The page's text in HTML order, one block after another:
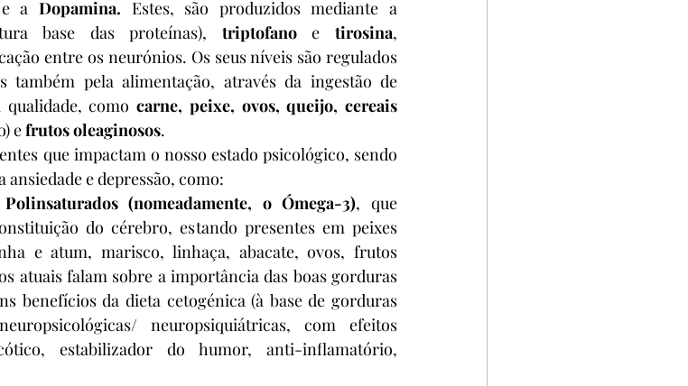
e a Dopamina. Estes, são produzidos mediante a
base das proteínas), triptofano e tirosina,
entre os neurónios. Os seus níveis são regulados
também pela alimentação, através da ingestão de
qualidade, como carne, peixe, ovos, queijo, cereais
e frutos oleaginosos.
que impactam o nosso estado psicológico, sendo
e depressão, como:
(nomeadamente, o Ómega-3), que
do cérebro, estando presentes em peixes
e atum, marisco, linhaça, abacate, ovos, frutos
atuais falam sobre a importância das boas gorduras
benefícios da dieta cetogénica (à base de gorduras
neuropsiquiátricas, com efeitos
estabilizador do humor, anti-inflamatório,